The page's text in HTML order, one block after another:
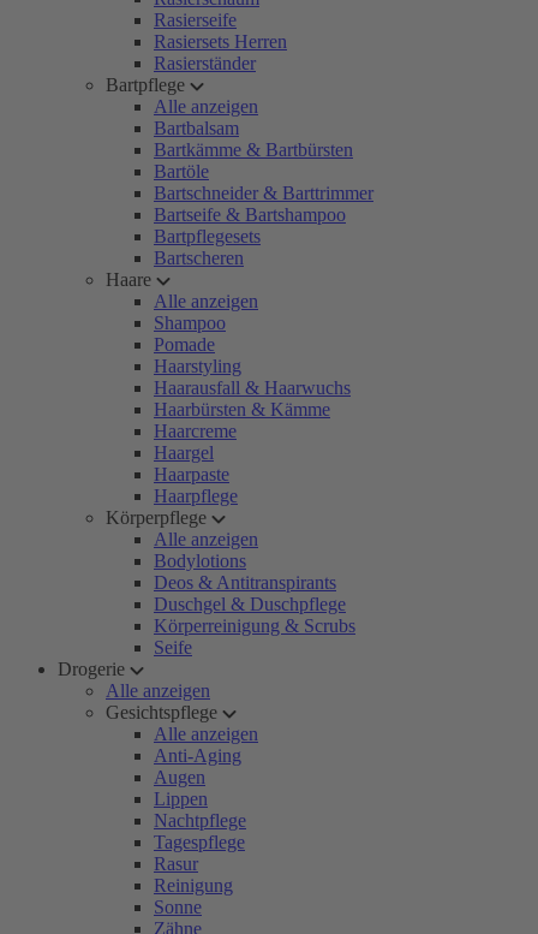
Rasierseife
Rasiersets Herren
Rasierständer
Bartpflege
Alle anzeigen
Bartbalsam
Bartkämme & Bartbürsten
Bartöle
Bartschneider & Barttrimmer
Bartseife & Bartshampoo
Bartpflegesets
Bartscheren
Haare
Alle anzeigen
Shampoo
Pomade
Haarstyling
Haarausfall & Haarwuchs
Haarbürsten & Kämme
Haarcreme
Haargel
Haarpaste
Haarpflege
Körperpflege
Alle anzeigen
Bodylotions
Deos & Antitranspirants
Duschgel & Duschpflege
Körperreinigung & Scrubs
Seife
Drogerie
Alle anzeigen
Gesichtspflege
Alle anzeigen
Anti-Aging
Augen
Lippen
Nachtpflege
Tagespflege
Rasur
Reinigung
Sonne
Zähne